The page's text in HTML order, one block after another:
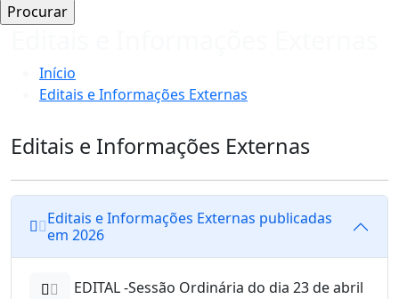
Início
Editais e Informações Externas
Editais e Informações Externas
Editais e Informações Externas publicadas
em 2026
EDITAL -Sessão Ordinária do dia 23 de abril